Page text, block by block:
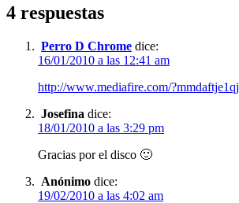
4 respuestas
Perro D Chrome dice:
16/01/2010 a las 12:41 am
http://www.mediafire.com/?mmdaftje1qj
Josefina dice:
18/01/2010 a las 3:29 pm
Gracias por el disco 🙂
Anónimo dice:
19/02/2010 a las 4:02 am